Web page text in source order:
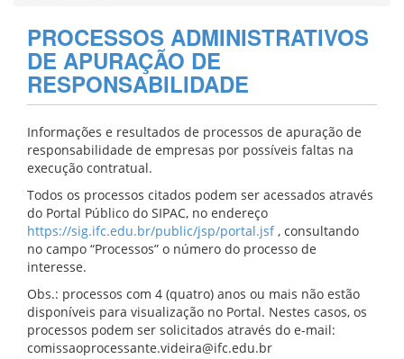
PROCESSOS ADMINISTRATIVOS
DE APURAÇÃO DE
RESPONSABILIDADE
Informações e resultados de processos de apuração de
responsabilidade de empresas por possíveis faltas na
execução contratual.
Todos os processos citados podem ser acessados através
do Portal Público do SIPAC, no endereço
https://sig.ifc.edu.br/public/jsp/portal.jsf, consultando
no campo “Processos” o número do processo de
interesse.
Obs.: processos com 4 (quatro) anos ou mais não estão
disponíveis para visualização no Portal. Nestes casos, os
processos podem ser solicitados através do e-mail:
comissaoprocessante.videira@ifc.edu.br